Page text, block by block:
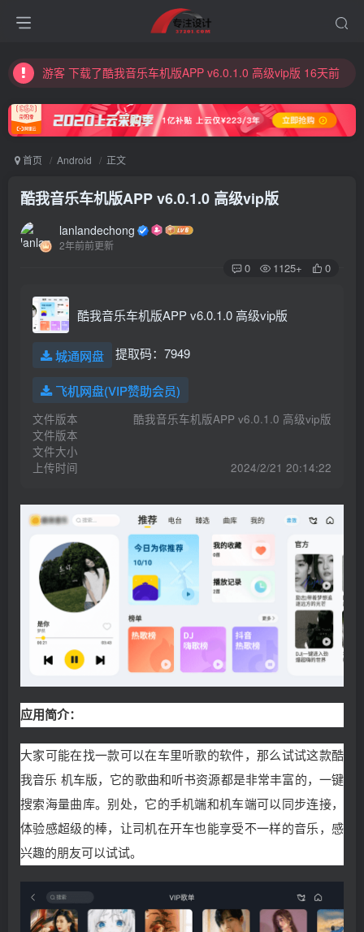
游客 登录了网站 1天前
游客 下载了酷我音乐车机版APP v6.0.1.0 高级vip版 16天前
游客 下载了WPS Office安卓国际版 | V18.7.3 解锁高级版 18天前
游客 下载了酷狗音乐2024v11.3.2 破解版永久免费安卓版下载 26天前
游客 登录了网站 29天前
游客 下载了影音播放器PotPlayer v1.7.22129.0 美化增强版 1个月前
游客 下载了影音播放器PotPlayer v1.7.22129.0 美化增强版 1个月前
游客 下载了基于PHP和MySQL的简单而强大的下载系统ErphpDown 17.1 全功能版 1个月前
游客 下载了基于PHP和MySQL的简单而强大的下载系统ErphpDown 17.1 全功能版 1个月前
游客 下载了基于PHP和MySQL的简单而强大的下载系统ErphpDown 17.1 全功能版 1个月前
游客 下载了《亚克迪Yakka.Dee》1-3季全60集动画视频+60集音频MP3 百度云网盘下载 1个月前
游客 kakaka注册了网站帐号 2个月前
游客 下载了酷我音乐车机版APP v6.0.1.0 高级vip版 2个月前
游客 下载了Android 酷我音乐v10.7.4.1 v2豪华VIP破解版-可免费下载高品质无损音乐 2个月前
游客 下载了Android 酷我音乐v10.7.4.1 v2豪华VIP破解版-可免费下载高品质无损音乐 2个月前
游客 登录了网站 1天前
首页 Android 正文
酷我音乐车机版APP v6.0.1.0 高级vip版
lanlandechong
2年前前更新
0 1125+ 0
酷我音乐车机版APP v6.0.1.0 高级vip版
城通网盘 提取码：7949
飞机网盘(VIP赞助会员)
文件版本
酷我音乐车机版APP v6.0.1.0 高级vip版
文件版本
文件大小
上传时间
2024/2/21 20:14:22
应用简介：
大家可能在找一款可以在车里听歌的软件，那么试试这款酷
我音乐 机车版，它的歌曲和听书资源都是非常丰富的，一键
搜索海量曲库。别处，它的手机端和机车端可以同步连接，
体验感超级的棒，让司机在开车也能享受不一样的音乐，感
兴趣的朋友可以试试。